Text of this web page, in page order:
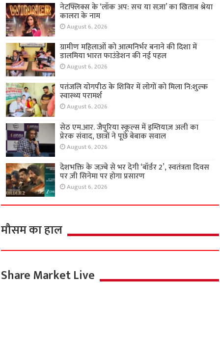
नेटफ्लिक्स के ‘लॉक अप: सच या सज़ा’ का खिताब श्रेया
कालरा के नाम
August 6, 2026
ग्रामीण महिलाओं को आत्मनिर्भर बनाने की दिशा में
डालमिया भारत फाउंडेशन की नई पहल
August 6, 2026
पतंजलि योगपीठ के शिविर में लोगों को मिला नि:शुल्क
स्वास्थ्य परामर्श
August 6, 2026
सेठ एम.आर. जैपुरिया स्कूल्स में इम्तियाज़ अली का
प्रेरक संवाद, छात्रों ने पूछे बेबाक सवाल
August 6, 2026
देशभक्ति के जज़्बे से भर देगी ‘बॉर्डर 2’, स्वतंत्रता दिवस
पर ज़ी सिनेमा पर होगा प्रसारण
August 6, 2026
मौसम का हाल
Share Market Live